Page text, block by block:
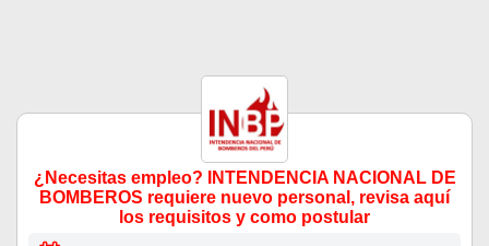
¿Necesitas empleo? INTENDENCIA NACIONAL DE
BOMBEROS requiere nuevo personal, revisa aquí
los requisitos y como postular